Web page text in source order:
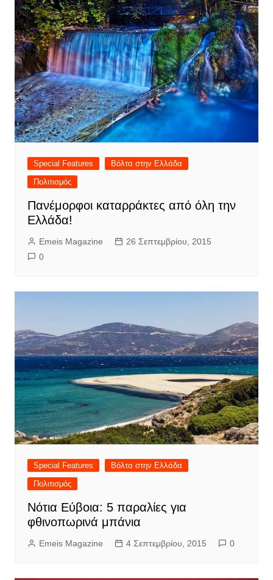
Special Features
Βόλτα στην Ελλάδα
Πολιτισμός
Πανέμορφοι καταρράκτες από όλη την
Ελλάδα!
Emeis Magazine
26 Σεπτεμβρίου, 2015
0
Special Features
Βόλτα στην Ελλάδα
Πολιτισμός
Νότια Εύβοια: 5 παραλίες για
φθινοπωρινά μπάνια
Emeis Magazine 4 Σεπτεμβρίου, 2015 0